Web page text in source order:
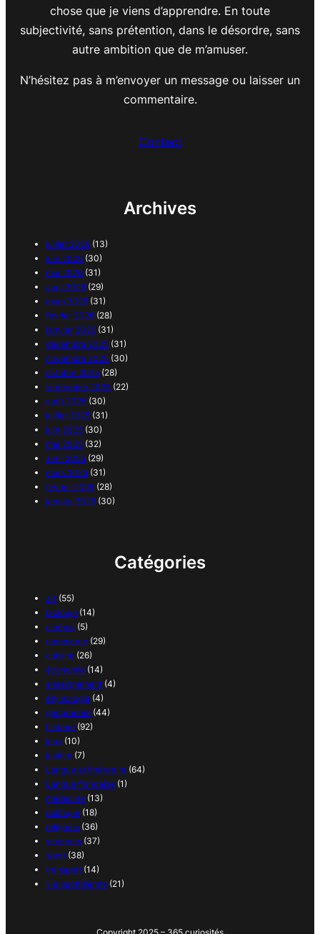
chose que je viens d’apprendre. En toute
subjectivité, sans prétention, dans le désordre, sans
autre ambition que de m’amuser.
N’hésitez pas à m’envoyer un message ou laisser un
commentaire.
Contact
Archives
juillet 2026 (13)
juin 2026 (30)
mai 2026 (31)
avril 2026 (29)
mars 2026 (31)
février 2026 (28)
janvier 2026 (31)
décembre 2025 (31)
novembre 2025 (30)
octobre 2025 (28)
septembre 2025 (22)
août 2025 (30)
juillet 2025 (31)
juin 2025 (30)
mai 2025 (32)
avril 2025 (29)
mars 2025 (31)
février 2025 (28)
janvier 2025 (30)
Catégories
art (55)
biologie (14)
cinéma (5)
commerce (29)
cuisine (26)
économie (14)
enseignement (4)
étymologie (4)
géographie (44)
histoire (92)
jeux (10)
justice (7)
Langue et littérature (64)
Langue française (1)
médecine (13)
politique (18)
religions (36)
sciences (37)
sport (38)
transport (14)
vie quotidienne (21)